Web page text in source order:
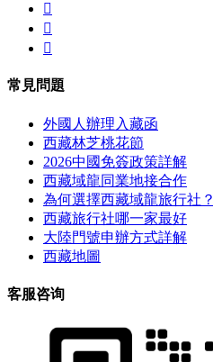



常見問題
外國人辦理入藏函
西藏林芝桃花節
2026中國免簽政策詳解
西藏域龍同業地接合作
為何選擇西藏域龍旅行社？
西藏旅行社哪一家最好
大陸門號申辦方式詳解
西藏地圖
客服咨询